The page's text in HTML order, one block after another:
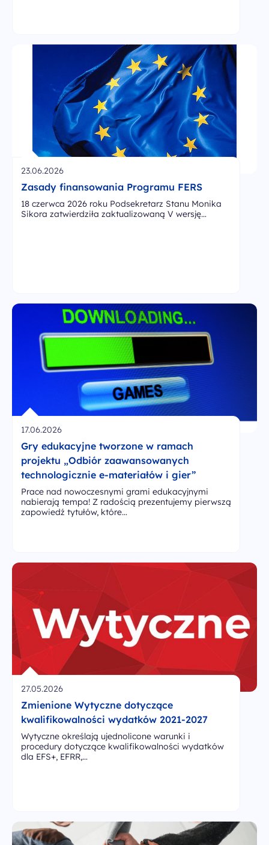
23.06.2026
Zasady finansowania Programu FERS
18 czerwca 2026 roku Podsekretarz Stanu Monika
Sikora zatwierdziła zaktualizowaną V wersję…
17.06.2026
Gry edukacyjne tworzone w ramach
projektu „Odbiór zaawansowanych
technologicznie e-materiałów i gier”
Prace nad nowoczesnymi grami edukacyjnymi
nabierają tempa! Z radością prezentujemy pierwszą
zapowiedź tytułów, które…
27.05.2026
Zmienione Wytyczne dotyczące
kwalifikowalności wydatków 2021-2027
Wytyczne określają ujednolicone warunki i
procedury dotyczące kwalifikowalności wydatków
dla EFS+, EFRR,…